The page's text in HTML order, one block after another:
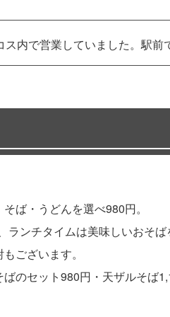
内で営業していました。駅前
ば・うどんを選べ980円。
ランチタイムは美味しいおそ
ございます。
のセット980円・天ザルそば